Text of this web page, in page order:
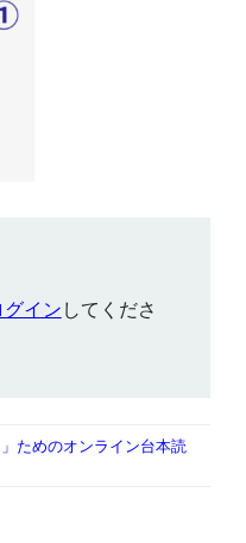
グインしてくださ
ためのオンライン台本読